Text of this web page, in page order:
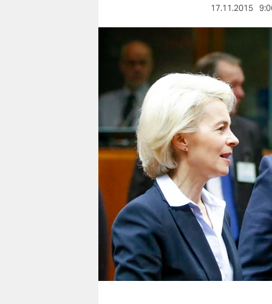
nord
wahrheit
verlag
verlag
veranstaltungen
shop
fragen & hilfe
unterstützen
abo
genossenschaft
17.11.2015